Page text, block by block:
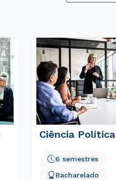
Ciência Política
Bacharelado
6 semestres